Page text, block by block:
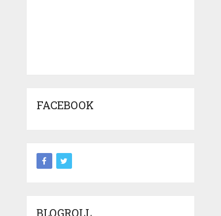
FACEBOOK
BLOGROLL